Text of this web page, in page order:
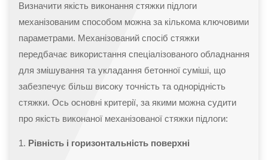
Визначити якість виконання стяжки підлоги
механізованим способом можна за кількома ключовими
параметрами. Механізований спосіб стяжки
передбачає використання спеціалізованого обладнання
для змішування та укладання бетонної суміші, що
забезпечує більш високу точність та однорідність
стяжки. Ось основні критерії, за якими можна судити
про якість виконаної механізованої стяжки підлоги:
Рівність і горизонтальність поверхні